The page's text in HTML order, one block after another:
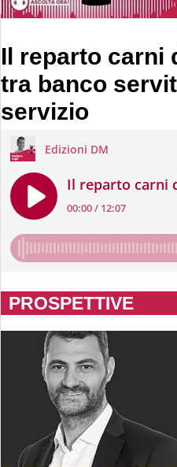
Il reparto carni
tra banco
servizio
PROSPETTIVE